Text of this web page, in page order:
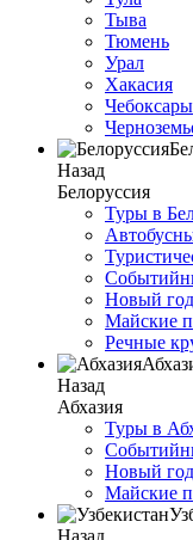
Тыва
Тюмень
Урал
Хакасия
Чебоксары
Назад
Белоруссия
Туры в
Новый
Майские
Речные
Назад
Абхазия
Туры в
Новый
Майские
Назад